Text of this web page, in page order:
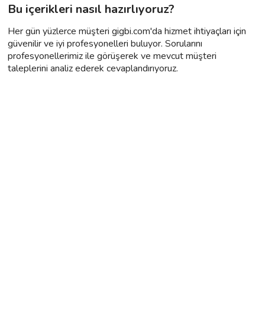
Bu içerikleri nasıl hazırlıyoruz?
Her gün yüzlerce müşteri gigbi.com'da hizmet ihtiyaçları için
güvenilir ve iyi profesyonelleri buluyor. Sorularını
profesyonellerimiz ile görüşerek ve mevcut müşteri
taleplerini analiz ederek cevaplandırıyoruz.